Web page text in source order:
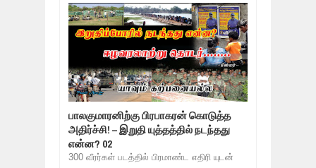
பாலகுமாரனிற்கு பிரபாகரன் கொடுத்த
அதிர்ச்சி! – இறுதி யுத்தத்தில் நடந்தது
என்ன? 02
300 வீரர்கள் படத்தில் பிரமாண்ட எதிரி யுடன்